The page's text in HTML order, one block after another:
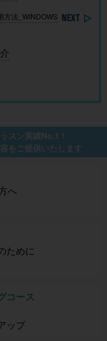
方法_WINDOWS
スン実績No.1！
をご提供いたします
へ
ために
コース
ップ